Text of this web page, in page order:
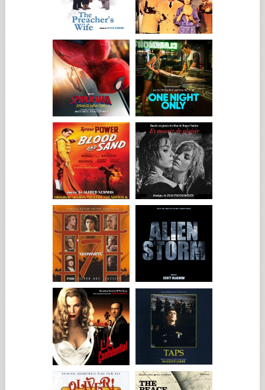
colofonia al arco del violín (algo que ningún concertista haría
en el escenario) y besa delicadamente el bloque de colofonia.
Como sabremos finalmente, el trozo de colofonia tenía un
profundo significado para Dovidl, ya que fue un regalo de
despedida de su padre la última vez que lo vio. Aunque no se
explica en la película, este gesto de reverencia es algo que
Dovidl había visto una y otra vez durante su infancia en un
hogar ortodoxo, donde tradicionalmente los objetos
sagrados, como el siddur (libro de oraciones), el mezuzá en el
umbral de la puerta, el tallis (chal de oraciones), se besan
como un símbolo de fidelidad al judaísmo y a Dios. Ese simple
gesto con la colofonia vincula a Dovidl simultáneamente con
su padre, su familia y su identidad judía.
Años después de la desaparición de Dovidl, el joven Peter
Stemp lleva a Martin a conocer a Billy (Richard Bremmer), el
violinista callejero del que aprendió el gesto de Dovidl. Billy le
cuenta a Martin que Dovidl le dijo en 1951 que volvía a casa a
"tocar para las cenizas". Estas palabras no tenían ningún
significado para Billy, pero son suficientes para convencer a
Martin de que Dovidl salió de Londres en dirección a Polonia.
Martin vuela a Varsovia y busca a Weschler, un violinista
virtuoso muy apuesto por entonces que Martin y Dovidl
habían conocido cuando eran jóvenes. Martin encuentra un
Weschler decrépito, lánguido e impávido, en un psiquiátrico.
Aunque Martin no consigue que Weschler le recuerde, una
enfermera informa a Martin de que una mujer visita a
Weschler una vez al año.
Martin encuentra a la mujer, Anna Wozniak (Magdalena
Cielecka), y descubre que mantuvo una relación con Dovidl
durante su breve estancia en Polonia. Anna le cuenta a Martin
que Dovidl tocó dos veces una canción especial en su violín y
que nunca le permitió a ella escucharla: una vez para Weschler
en el hospital y otra vez en la zona donde estuvo el campo de
exterminio Treblinka. Dovidl se refería a su interpretación en
Treblinka como "tocar para las cenizas". Anna lleva a Martin a
Treblinka, donde hay ahora un jardín conmemorativo, donde
se alinean cientos de losas de tumbas. Después, Anna le cuenta
a Martin dónde se fue Dovidl después de abandonar Polonia.